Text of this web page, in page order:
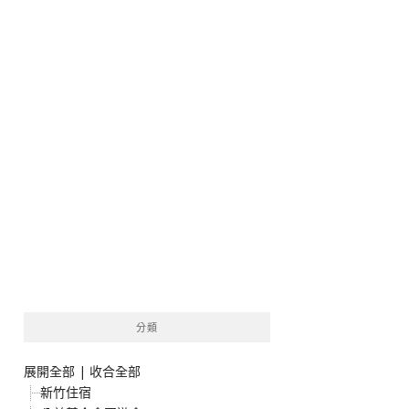
分類
展開全部 | 收合全部
新竹住宿